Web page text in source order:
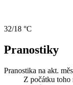
32/18 °C
Pranostiky
Pranostika na akt.
Z počátku toho